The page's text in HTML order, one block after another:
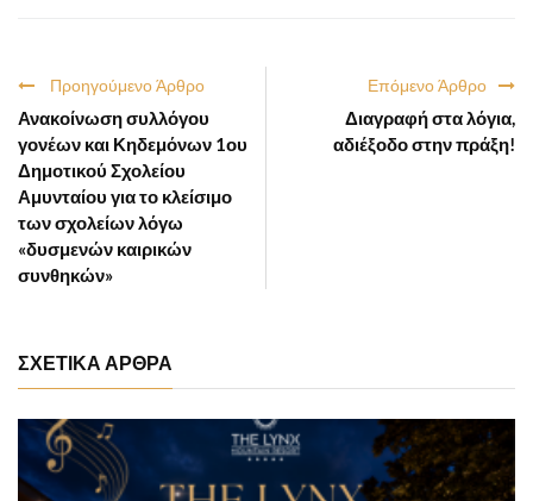
Επόμενο Άρθρο
Διαγραφή στα λόγια,
αδιέξοδο στην πράξη!
Προηγούμενο Άρθρο
Ανακοίνωση συλλόγου
γονέων και Κηδεμόνων 1ου
Δημοτικού Σχολείου
Αμυνταίου για το κλείσιμο
των σχολείων λόγω
«δυσμενών καιρικών
συνθηκών»
ΣΧΕΤΙΚΑ ΑΡΘΡΑ